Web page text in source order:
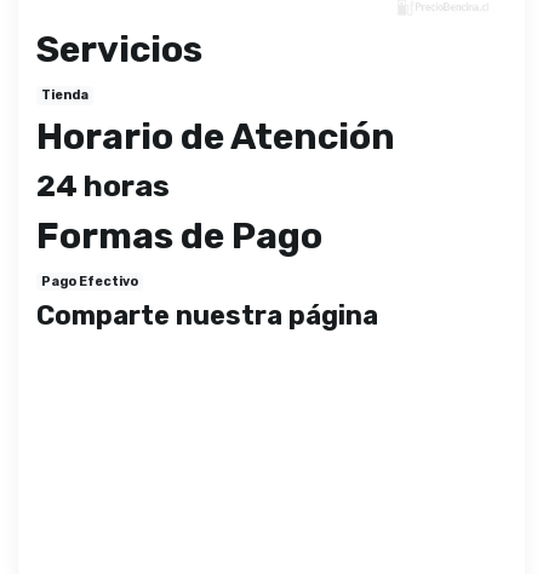
Servicios
Tienda
Horario de Atención
24 horas
Formas de Pago
Pago Efectivo
Comparte nuestra página